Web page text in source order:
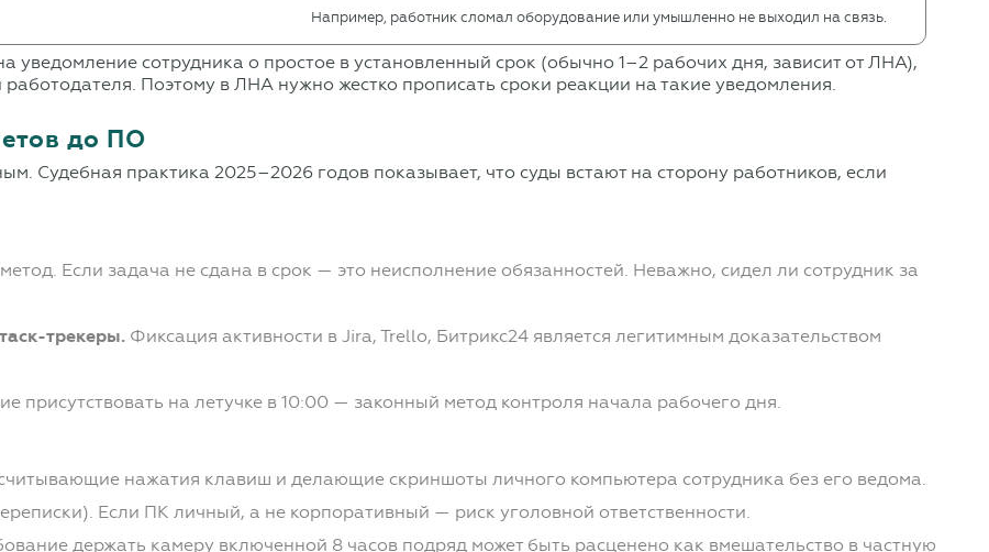
Например, работник сломал оборудование или умышленно не выходил на связь.
уведомление сотрудника о простое в установленный срок (обычно 1–2 рабочих дня, зависит от ЛНА),
Поэтому в ЛНА нужно жестко прописать сроки реакции на такие уведомления.
до ПО
Судебная практика 2025–2026 годов показывает, что суды встают на сторону работников, если
Если задача не сдана в срок — это неисполнение обязанностей. Неважно, сидел ли сотрудник за
трекеры. Фиксация активности в Jira, Trello, Битрикс24 является легитимным доказательством
присутствовать на летучке в 10:00 — законный метод контроля начала рабочего дня.
нажатия клавиш и делающие скриншоты личного компьютера сотрудника без его ведома.
Если ПК личный, а не корпоративный — риск уголовной ответственности.
держать камеру включенной 8 часов подряд может быть расценено как вмешательство в частную